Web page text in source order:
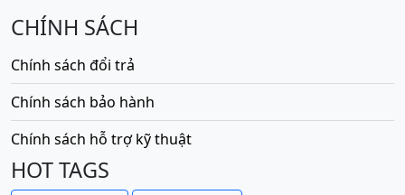
CHÍNH SÁCH
Chính sách đổi trả
Chính sách bảo hành
Chính sách hỗ trợ kỹ thuật
HOT TAGS